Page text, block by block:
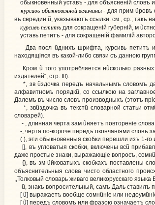
обыкновенный уставъ - для объясненiй словъ
курсивъ обыкновенной величины - для прим ũровъ
въ середин ũ , указываютъ ссылки: см., ср.; такъ
курсивъ петитъдля сокращенiй губернiй, м ũ
уставь петитъ - для сокращенiй фамилiй
Два посл ũднихъ шрифта, курсивь петитъ
находящiяся въ какой-либо связи съ данною
Кром ũ того употребляется нũсколько
издателей“, стр. III).
*, звũздочка передъ начальнымъ словомъ
алфавитномъ порядкũ, со ссылкою на
Далемъ въ число словъ производныхъ (этотъ
*, звũздочка въ текстũ словарной статьи отм
словарей).
- , длинная черта зам ũняетъ повторенiе
-, черта по-короче передъ окончанiями словъ
( ), эти обыкновенныя скобки перешли изъ 1-го
[], въ угловатыя скобки, включены всũ
даже простые знаки, выражающiе вопросъ, сомнũ
{}, въ змũйковатыхъ скобкахъ поставлены
объяснительныя слова чисто областного
,,Толковый словарь живаго великорусскаго
ũ, знакъ вопросительный, самъ Даль ставилъ
[ũ] выражаетъ вообще сомнũнiе или недоумũ
[ũ] передъ словомъ или фразою означаетъ